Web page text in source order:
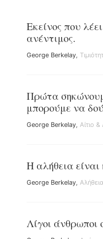
Εκείνος που
ανέντιμος.
George Berkelay,
Πρώτα
μπορούμε να
George Berkelay, Αίτιο
Η αλήθεια
George Berkelay,
Λίγοι άνθρωποι